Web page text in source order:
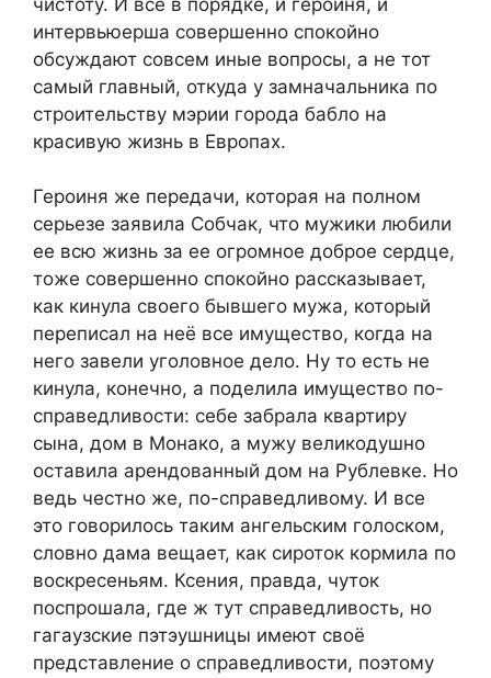
интервьюерша совершенно спокойно
обсуждают совсем иные вопросы, а не тот
самый главный, откуда у замначальника по
строительству мэрии города бабло на
красивую жизнь в Европах.
Героиня же передачи, которая на полном
серьезе заявила Собчак, что мужики любили
ее всю жизнь за ее огромное доброе сердце,
тоже совершенно спокойно рассказывает,
как кинула своего бывшего мужа, который
переписал на неё все имущество, когда на
него завели уголовное дело. Ну то есть не
кинула, конечно, а поделила имущество по-
справедливости: себе забрала квартиру
сына, дом в Монако, а мужу великодушно
оставила арендованный дом на Рублевке. Но
ведь честно же, по-справедливому. И все
это говорилось таким ангельским голоском,
словно дама вещает, как сироток кормила по
воскресеньям. Ксения, правда, чуток
поспрошала, где ж тут справедливость, но
гагаузские пэтэушницы имеют своё
представление о справедливости, поэтому